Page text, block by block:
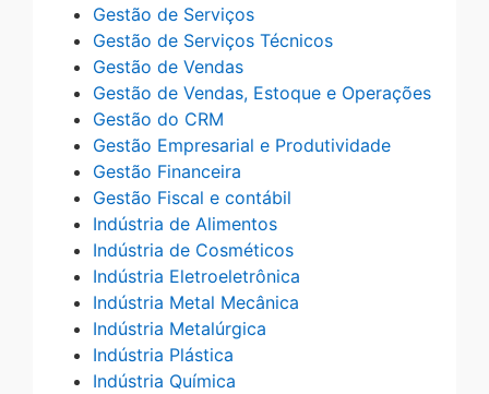
Gestão de Serviços
Gestão de Serviços Técnicos
Gestão de Vendas
Gestão de Vendas, Estoque e Operações
Gestão do CRM
Gestão Empresarial e Produtividade
Gestão Financeira
Gestão Fiscal e contábil
Indústria de Alimentos
Indústria de Cosméticos
Indústria Eletroeletrônica
Indústria Metal Mecânica
Indústria Metalúrgica
Indústria Plástica
Indústria Química